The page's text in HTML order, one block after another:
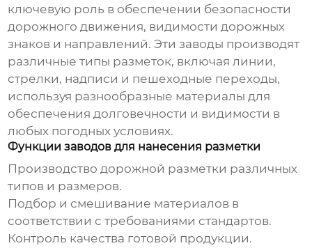
ключевую роль в обеспечении безопасности
дорожного движения, видимости дорожных
знаков и направлений. Эти заводы производят
различные типы разметок, включая линии,
стрелки, надписи и пешеходные переходы,
используя разнообразные материалы для
обеспечения долговечности и видимости в
любых погодных условиях.
Функции заводов для нанесения разметки
Производство дорожной разметки различных
типов и размеров.
Подбор и смешивание материалов в
соответствии с требованиями стандартов.
Контроль качества готовой продукции.